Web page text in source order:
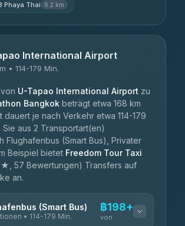
Phaya Thai 6.2 km
International Airport
• 114-179 Min.
U-Tapao International Airport zu
Bangkok beträgt etwa 168 km
dauert je nach Verkehr etwa 114-179
Sie aus 2 Transportart(en)
Flughafenbus (Smart Bus), Privater
Beispiel bietet Freedom Tour Taxi
57 Bewertungen) Transfers auf
an.
(Smart Bus)
• 114-179 Min.
฿198+
von